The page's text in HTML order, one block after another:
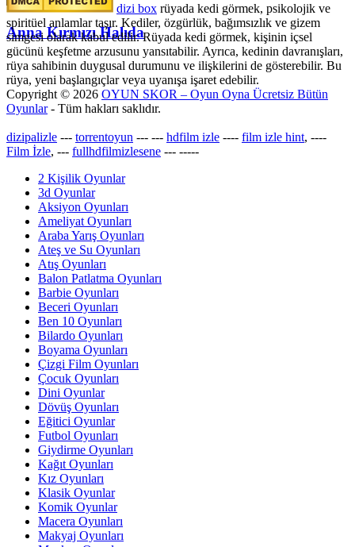
Anna Kırmızı Halıda
dizi box rüyada kedi görmek​, psikolojik ve
spiritüel anlamlar taşır. Kediler, özgürlük, bağımsızlık ve gizem
simgesi olarak kabul edilir. Rüyada kedi görmek, kişinin içsel
gücünü keşfetme arzusunu yansıtabilir. Ayrıca, kedinin davranışları,
rüya sahibinin duygusal durumunu ve ilişkilerini de gösterebilir. Bu
rüya, yeni başlangıçlar veya uyanışa işaret edebilir.
Copyright © 2026 OYUN SKOR – Oyun Oyna Ücretsiz Bütün
Oyunlar- Tüm hakları saklıdır.
dizipalizle --- torrentoyun --- --- hdfilm izle ---- film izle hint, ----
Film İzle, --- fullhdfilmizlesene --- -----
2 Kişilik Oyunlar
3d Oyunlar
Aksiyon Oyunları
Ameliyat Oyunları
Araba Yarış Oyunları
Ateş ve Su Oyunları
Atış Oyunları
Balon Patlatma Oyunları
Barbie Oyunları
Beceri Oyunları
Ben 10 Oyunları
Bilardo Oyunları
Boyama Oyunları
Çizgi Film Oyunları
Çocuk Oyunları
Dini Oyunlar
Dövüş Oyunları
Eğitici Oyunlar
Futbol Oyunları
Giydirme Oyunları
Kağıt Oyunları
Kız Oyunları
Klasik Oyunlar
Komik Oyunlar
Macera Oyunları
Makyaj Oyunları